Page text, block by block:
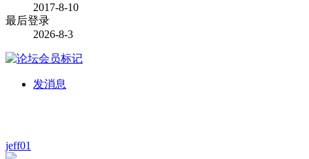
2017-8-10
最后登录
2026-8-3
发消息
jeff01